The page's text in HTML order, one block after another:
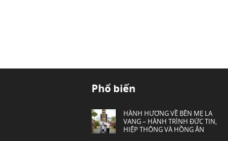
Phổ biến
HÀNH HƯƠNG VỀ BÊN MẸ LA
VANG – HÀNH TRÌNH ĐỨC TIN,
HIỆP THÔNG VÀ HỒNG ÂN